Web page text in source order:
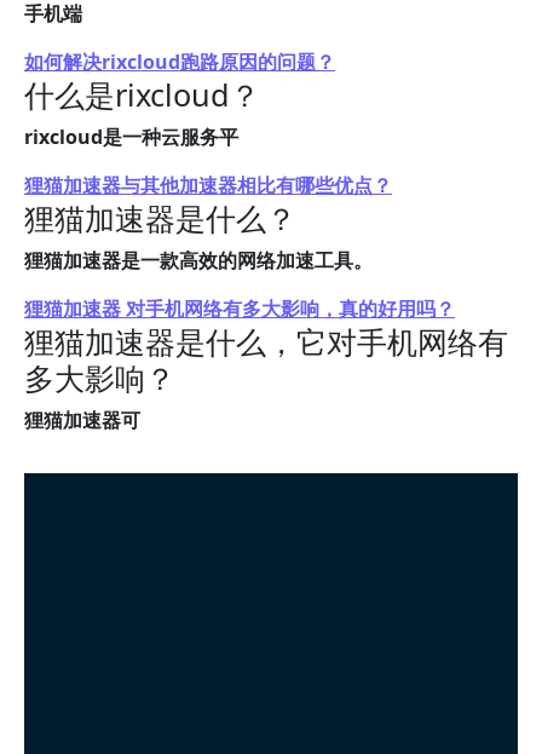
手机端
如何解决rixcloud跑路原因的问题？
什么是rixcloud？
rixcloud是一种云服务平
狸猫加速器与其他加速器相比有哪些优点？
狸猫加速器是什么？
狸猫加速器是一款高效的网络加速工具。
狸猫加速器 对手机网络有多大影响，真的好用吗？
狸猫加速器是什么，它对手机网络有
多大影响？
狸猫加速器可